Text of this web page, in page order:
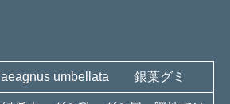
umbellata 銀葉グミ